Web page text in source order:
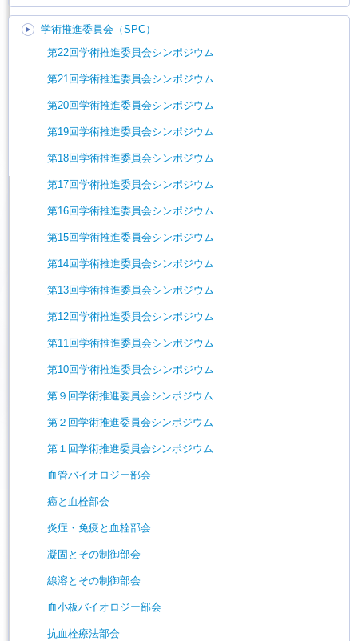
学術推進委員会（SPC）
第22回学術推進委員会シンポジウム
第21回学術推進委員会シンポジウム
第20回学術推進委員会シンポジウム
第19回学術推進委員会シンポジウム
第18回学術推進委員会シンポジウム
第17回学術推進委員会シンポジウム
第16回学術推進委員会シンポジウム
第15回学術推進委員会シンポジウム
第14回学術推進委員会シンポジウム
第13回学術推進委員会シンポジウム
第12回学術推進委員会シンポジウム
第11回学術推進委員会シンポジウム
第10回学術推進委員会シンポジウム
第９回学術推進委員会シンポジウム
第２回学術推進委員会シンポジウム
第１回学術推進委員会シンポジウム
血管バイオロジー部会
癌と血栓部会
炎症・免疫と血栓部会
凝固とその制御部会
線溶とその制御部会
血小板バイオロジー部会
抗血栓療法部会